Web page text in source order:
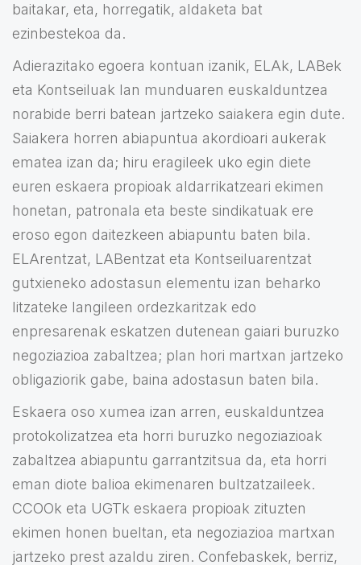
baitakar, eta, horregatik, aldaketa bat
ezinbestekoa da.
Adierazitako egoera kontuan izanik, ELAk, LABek
eta Kontseiluak lan munduaren euskalduntzea
norabide berri batean jartzeko saiakera egin dute.
Saiakera horren abiapuntua akordioari aukerak
ematea izan da; hiru eragileek uko egin diete
euren eskaera propioak aldarrikatzeari ekimen
honetan, patronala eta beste sindikatuak ere
eroso egon daitezkeen abiapuntu baten bila.
ELArentzat, LABentzat eta Kontseiluarentzat
gutxieneko adostasun elementu izan beharko
litzateke langileen ordezkaritzak edo
enpresarenak eskatzen dutenean gaiari buruzko
negoziazioa zabaltzea; plan hori martxan jartzeko
obligaziorik gabe, baina adostasun baten bila.
Eskaera oso xumea izan arren, euskalduntzea
protokolizatzea eta horri buruzko negoziazioak
zabaltzea abiapuntu garrantzitsua da, eta horri
eman diote balioa ekimenaren bultzatzaileek.
CCOOk eta UGTk eskaera propioak zituzten
ekimen honen bueltan, eta negoziazioa martxan
jartzeko prest azaldu ziren. Confebaskek, berriz,